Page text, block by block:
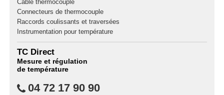
Câble thermocouple
Connecteurs de thermocouple
Raccords coulissants et traversées
Instrumentation pour température
TC Direct
Mesure et régulation
de température
04 72 17 90 90